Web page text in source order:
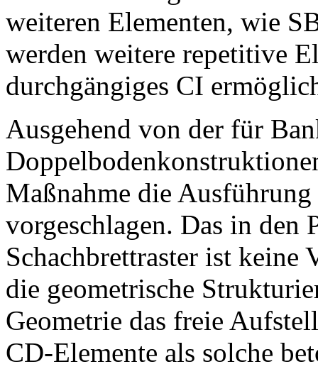
weiteren Elementen, wie
werden weitere repetitive
durchgängiges CI
Ausgehend von der für
Maßnahme die
vorgeschlagen. Das in den
Schachbrettraster ist keine
die geometrische
Geometrie das freie
CD-Elemente als solche